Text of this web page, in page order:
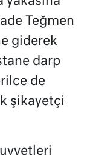
Teğmen
giderek
darp
de
şikayetçi